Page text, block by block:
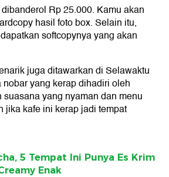
Rp 25.000. Kamu akan
hasil foto box. Selain itu,
softcopynya yang akan
juga ditawarkan di Selawaktu
yang kerap dihadiri oleh
yang nyaman dan menu
jika kafe ini kerap jadi tempat
5 Tempat Ini Punya Es Krim
Enak